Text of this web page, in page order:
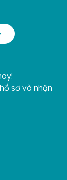
sơ và nhận